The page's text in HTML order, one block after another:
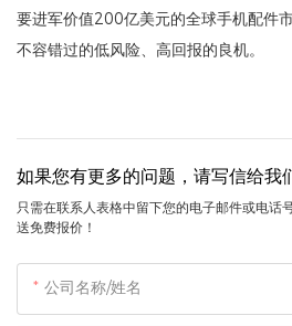
要进军价值200亿美元的全球手机配件
不容错过的低风险、高回报的良机。
如果您有更多的问题，请写信给我
只需在联系人表格中留下您的电子邮件或电话
送免费报价！
公司名称/姓名